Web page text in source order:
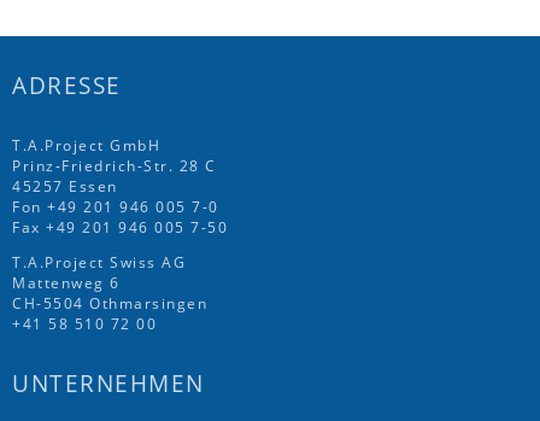
ADRESSE
T.A.Project GmbH
Prinz-Friedrich-Str. 28 C
45257 Essen
Fon +49 201 946 005 7-0
Fax +49 201 946 005 7-50
T.A.Project Swiss AG
Mattenweg 6
CH-5504 Othmarsingen
+41 58 510 72 00
UNTERNEHMEN